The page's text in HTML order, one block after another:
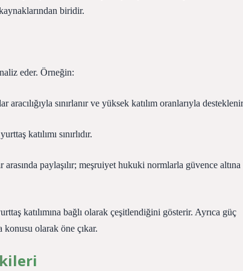
biridir.
eder. Örneğin:
sınırlanır ve yüksek katılım oranlarıyla
katılımı sınırlıdır.
paylaşılır; meşruiyet hukuki normlarla güvence altına
katılımına bağlı olarak çeşitlendiğini gösterir. Ayrıca güç
konusu olarak öne çıkar.